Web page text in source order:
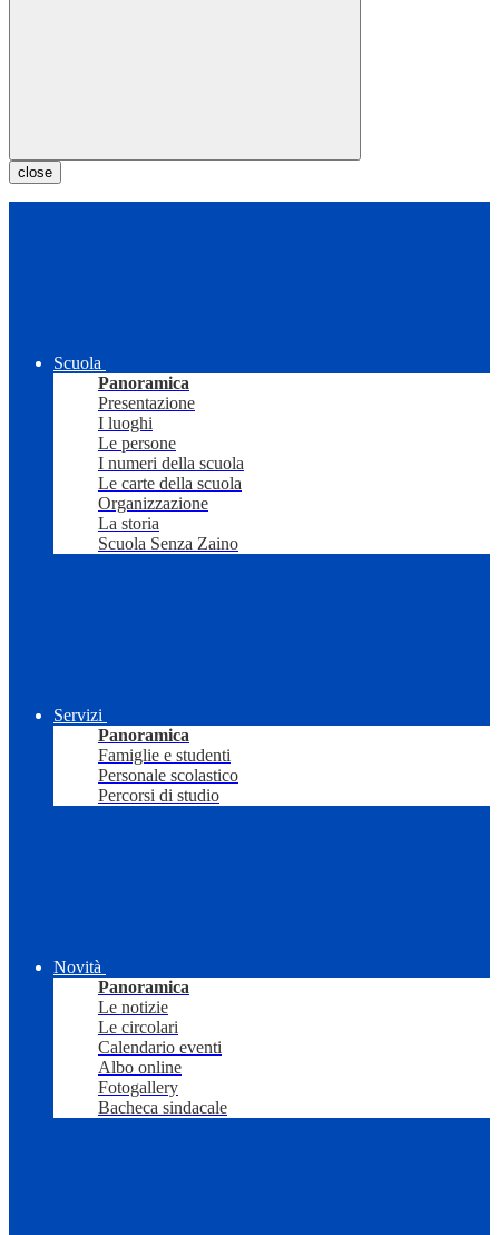
close
Scuola
Panoramica
Presentazione
I luoghi
Le persone
I numeri della scuola
Le carte della scuola
Organizzazione
La storia
Scuola Senza Zaino
Servizi
Panoramica
Famiglie e studenti
Personale scolastico
Percorsi di studio
Novità
Panoramica
Le notizie
Le circolari
Calendario eventi
Albo online
Fotogallery
Bacheca sindacale